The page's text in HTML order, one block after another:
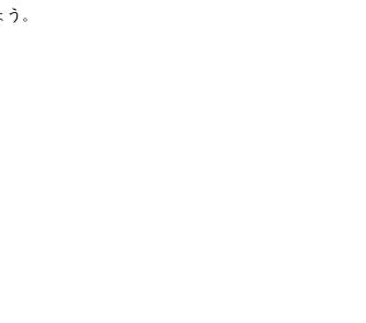
。